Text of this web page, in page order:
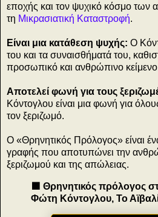
εποχής και τον ψυχικό κόσμο
τη Μικρασιατική Καταστροφή.
Είναι μια κατάθεση ψυχής: Ο
του και τα συναισθήματά του,
προσωπικό και ανθρώπινο
Αποτελεί φωνή για τους
Κόντογλου είναι μια φωνή για
τον ξεριζωμό.
Ο «Θρηνητικός Πρόλογος» είναι
γραφής που αποτυπώνει την
ξεριζωμού και της απώλειας.
🟪 Θρηνητικός πρόλογος
Φώτη Κόντογλου, Το